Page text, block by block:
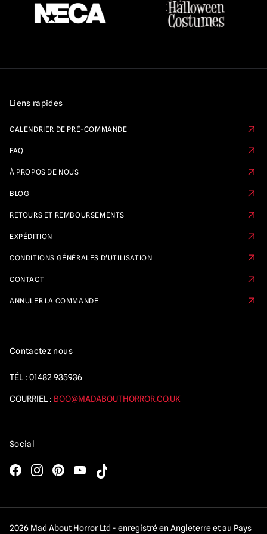
Liens rapides
CALENDRIER DE PRÉ-COMMANDE
FAQ
À PROPOS DE NOUS
BLOG
RETOURS ET REMBOURSEMENTS
EXPÉDITION
CONDITIONS GÉNÉRALES D'UTILISATION
CONTACT
ANNULER LA COMMANDE
Contactez nous
TÉL : 01482 935936
COURRIEL : BOO@MADABOUTHORROR.CO.UK
Social
2026 Mad About Horror Ltd - enregistré en Angleterre et au Pays